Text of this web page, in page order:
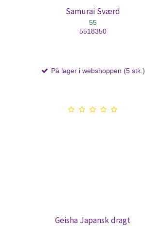
Samurai Sværd
55
5518350
På lager i webshoppen (5 stk.)
Geisha Japansk dragt